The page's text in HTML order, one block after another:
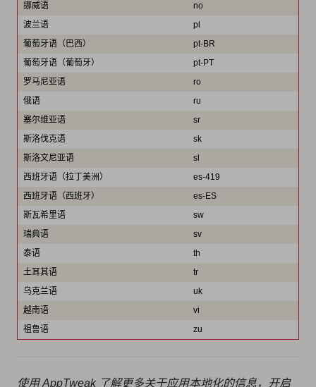
挪威语
no
波兰语
pl
葡萄牙语（巴西）
pt-BR
葡萄牙语（葡萄牙）
pt-PT
罗马尼亚语
ro
俄语
ru
塞尔维亚语
sr
斯洛伐克语
sk
斯洛文尼亚语
sl
西班牙语（拉丁美洲）
es-419
西班牙语（西班牙）
es-ES
斯瓦希里语
sw
瑞典语
sv
泰语
th
土耳其语
tr
乌克兰语
uk
越南语
vi
祖鲁语
zu
使用 AppTweak 了解更多关于应用本地化的信息，开启